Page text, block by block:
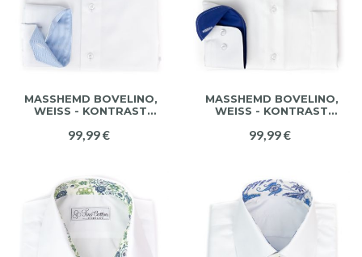
MASSHEMD BOVELINO, W
EISS - KONTRAST D
99,99 €
MASSHEMD BOVELINO, W
EISS - KONTRAST W
AU
99,99 €